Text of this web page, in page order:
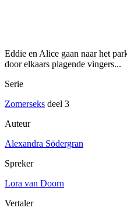
Eddie en Alice gaan naar het
door elkaars plagende vingers...
Serie
Zomerseks deel 3
Auteur
Alexandra Södergran
Spreker
Lora van Doorn
Vertaler